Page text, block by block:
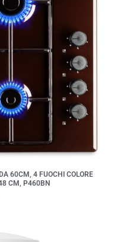
60CM, 4 FUOCHI COLORE
CM, P460BN